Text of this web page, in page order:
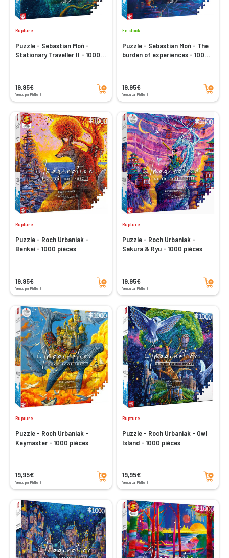
Rupture
Puzzle - Sebastian Moń -
Stationary Traveller II - 1000
19,95€
Vendu par Philibert
Ajouter au panier
En stock
Puzzle - Sebastian Moń - The
burden of experiences - 1000
19,95€
Vendu par Philibert
Ajouter au panier
Rupture
Puzzle - Roch Urbaniak -
Benkei - 1000 pièces
19,95€
Vendu par Philibert
Ajouter au panier
Rupture
Puzzle - Roch Urbaniak -
Sakura & Ryu - 1000 pièces
19,95€
Vendu par Philibert
Ajouter au panier
Rupture
Puzzle - Roch Urbaniak -
Keymaster - 1000 pièces
19,95€
Vendu par Philibert
Ajouter au panier
Rupture
Puzzle - Roch Urbaniak - Owl
Island - 1000 pièces
19,95€
Vendu par Philibert
Ajouter au panier